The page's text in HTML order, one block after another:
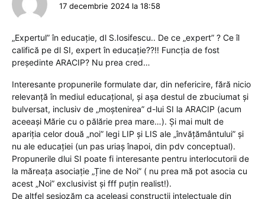
17 decembrie 2024 la 18:58
„Expertul” în educație, dl S.Iosifescu.. De ce „expert” ? Ce îl
califică pe dl SI, expert în educație??!! Funcția de fost
președinte ARACIP? Nu prea cred…
Interesante propunerile formulate dar, din nefericire, fără nicio
relevanță în mediul educațional, și așa destul de zbuciumat și
bulversat, inclusiv de „moștenirea” d-lui SI la ARACIP (acum
aceeași Mărie cu o pălărie prea mare…). Și mai mult de
apariția celor două „noi” legi LIP și LIS ale „învățământului” și
nu ale educației (un pas uriaș înapoi, din pdv conceptual).
Propunerile dlui SI poate fi interesante pentru interlocutorii de
la măreața asociație „Ține de Noi” ( nu prea mă pot asocia cu
acest „Noi” exclusivist și fff puțin realist!).
De altfel sesiozăm ca aceleași construcții intelectuale din